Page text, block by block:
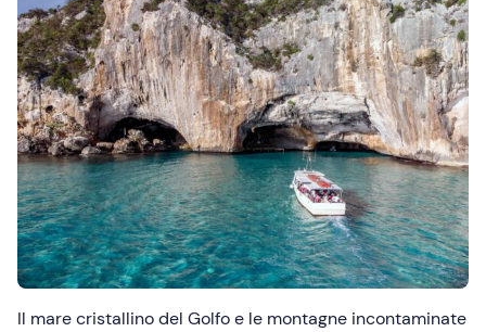
Il mare cristallino del Golfo e le montagne incontaminate